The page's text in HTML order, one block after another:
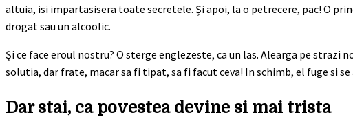
altuia, isi impartasisera toate secretele. Și apoi, la o petrecere, pac! O
drogat sau un alcoolic.
Și ce face eroul nostru? O sterge englezeste, ca un las. Alearga pe strazi
solutia, dar frate, macar sa fi tipat, sa fi facut ceva! In schimb, el fuge si se
Dar stai, ca povestea devine si mai trista